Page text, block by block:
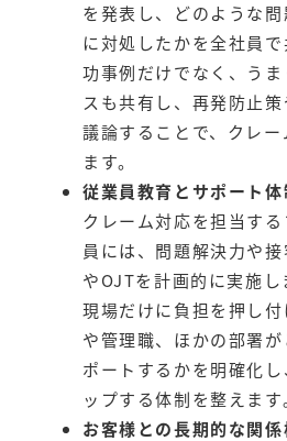
を発表し、どのような
に対処したかを全社員
功事例だけでなく、う
スも共有し、再発防止
議論することで、クレ
ます。
従業員教育とサポート体
クレーム対応を担当す
員には、問題解決力や
やOJTを計画的に実施し
現場だけに負担を押し
や管理職、ほかの部署
ポートするかを明確化
ップする体制を整えます
お客様との長期的な関